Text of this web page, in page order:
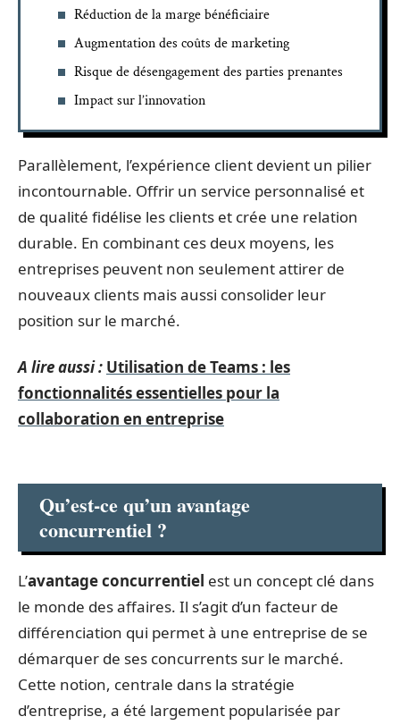
Réduction de la marge bénéficiaire
Augmentation des coûts de marketing
Risque de désengagement des parties prenantes
Impact sur l’innovation
Parallèlement, l’expérience client devient un pilier
incontournable. Offrir un service personnalisé et
de qualité fidélise les clients et crée une relation
durable. En combinant ces deux moyens, les
entreprises peuvent non seulement attirer de
nouveaux clients mais aussi consolider leur
position sur le marché.
A lire aussi : Utilisation de Teams : les
fonctionnalités essentielles pour la
collaboration en entreprise
Qu’est-ce qu’un avantage
concurrentiel ?
L’avantage concurrentiel est un concept clé dans
le monde des affaires. Il s’agit d’un facteur de
différenciation qui permet à une entreprise de se
démarquer de ses concurrents sur le marché.
Cette notion, centrale dans la stratégie
d’entreprise, a été largement popularisée par